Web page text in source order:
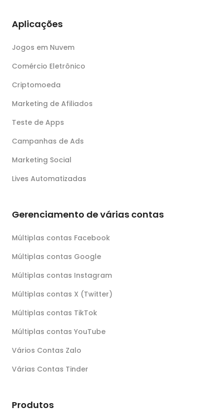
Aplicações
Jogos em Nuvem
Comércio Eletrônico
Criptomoeda
Marketing de Afiliados
Teste de Apps
Campanhas de Ads
Marketing Social
Lives Automatizadas
Gerenciamento de várias contas
Múltiplas contas Facebook
Múltiplas contas Google
Múltiplas contas Instagram
Múltiplas contas X (Twitter)
Múltiplas contas TikTok
Múltiplas contas YouTube
Vários Contas Zalo
Várias Contas Tinder
Produtos